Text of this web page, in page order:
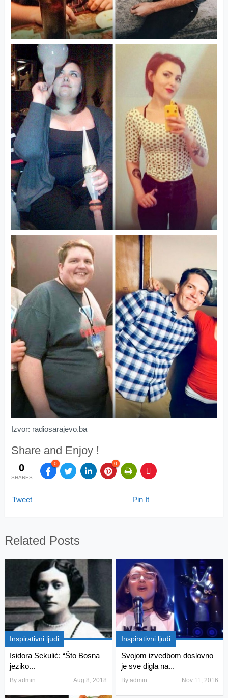
Izvor: radiosarajevo.ba
Share and Enjoy !
0
SHARES
0 0
Tweet Pin It
Related Posts
Inspirativni ljudi
Isidora Sekulić: “Što Bosna
jeziko...
By admin Aug 8, 2018
Inspirativni ljudi
Svojom izvedbom doslovno
je sve digla na...
Byadmin Nov 11, 2016